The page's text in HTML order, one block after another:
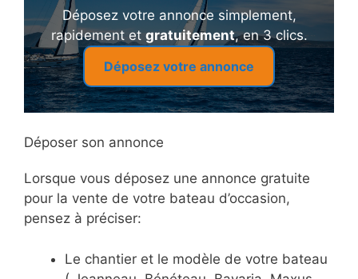
Déposez votre annonce simplement,
rapidement et gratuitement, en 3 clics.
Déposez votre annonce
Déposer son annonce
Lorsque vous déposez une annonce gratuite
pour la vente de votre bateau d’occasion,
pensez à préciser:
Le chantier et le modèle de votre bateau